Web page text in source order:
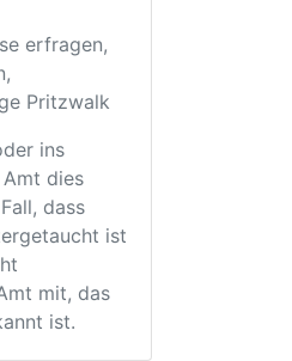
erfragen,
Pritzwalk
ins
dies
dass
ist
mit, das
ist.